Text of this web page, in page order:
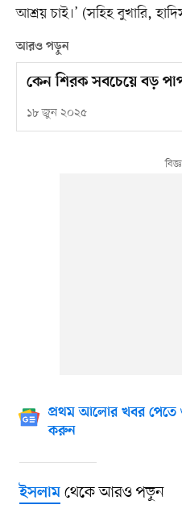
আশ্রয় চাই।’ (সহিহ বুখারি,
আরও পড়ুন
কেন শিরক সবচেয়ে বড়
১৮ জুন ২০২৫
প্রথম আলোর খবর
করুন
ইসলামথেকে আরও পড়ুন